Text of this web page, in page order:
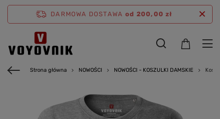
DARMOWA DOSTAWA od 200,00 zł
Strona główna NOWOŚCI NOWOŚCI - KOSZULKI DAMSKIE